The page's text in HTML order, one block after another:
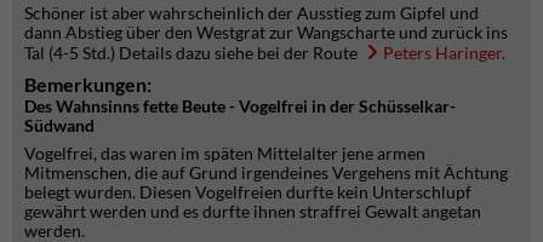
Schöner ist aber wahrscheinlich der Ausstieg zum Gipfel und
dann Abstieg über den Westgrat zur Wangscharte und zurück ins
Tal (4-5 Std.) Details dazu siehe bei der Route
Peters Haringer.
Bemerkungen:
Des Wahnsinns fette Beute - Vogelfrei in der Schüsselkar-
Südwand
Vogelfrei, das waren im späten Mittelalter jene armen
Mitmenschen, die auf Grund irgendeines Vergehens mit Ächtung
belegt wurden. Diesen Vogelfreien durfte kein Unterschlupf
gewährt werden und es durfte ihnen straffrei Gewalt angetan
werden.